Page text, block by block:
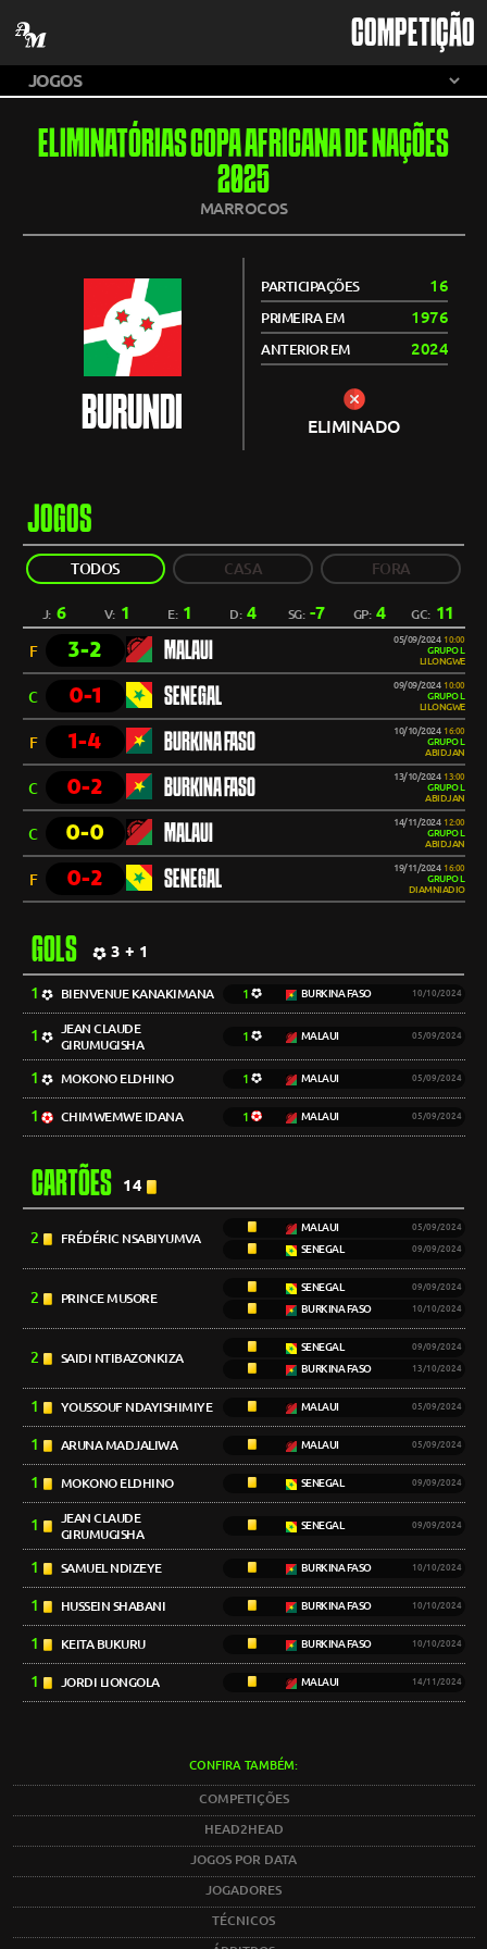
COMPETIÇÃO
ELIMINATÓRIAS COPA AFRICANA DE NAÇÕES
2025
MARROCOS
BURUNDI
PARTICIPAÇÕES 16
PRIMEIRA EM 1976
ANTERIOR EM 2024
ELIMINADO
JOGOS
TODOS CASA FORA
J: 6 V: 1 E: 1 D:4 SG:-7 GP: 4 GC: 11
F 3-2 MALAUI 05/09/2024 10:00
GRUPO L
LILONGWE
C 0-1 SENEGAL 09/09/2024 10:00
GRUPO L
LILONGWE
F 1-4 BURKINA FASO 10/10/2024 16:00
GRUPO L
ABIDJAN
C 0-2 BURKINA FASO 13/10/2024 13:00
GRUPO L
ABIDJAN
C 0-0 MALAUI 14/11/2024 12:00
GRUPO L
ABIDJAN
F 0-2 SENEGAL 19/11/2024 16:00
GRUPO L
DIAMNIADIO
GOLS 3 + 1
1 BIENVENUE KANAKIMANA 1 BURKINA FASO 10/10/2024
1
JEAN CLAUDE
GIRUMUGISHA
1 MALAUI 05/09/2024
1 MOKONO ELDHINO 1 MALAUI 05/09/2024
1 CHIMWEMWE IDANA 1 MALAUI 05/09/2024
CARTÕES 14
2 FRÉDÉRIC NSABIYUMVA
MALAUI 05/09/2024
SENEGAL 09/09/2024
2 PRINCE MUSORE
SENEGAL 09/09/2024
BURKINA FASO 10/10/2024
2 SAIDI NTIBAZONKIZA
SENEGAL 09/09/2024
BURKINA FASO 13/10/2024
1 YOUSSOUF NDAYISHIMIYE MALAUI 05/09/2024
1 ARUNA MADJALIWA MALAUI 05/09/2024
1 MOKONO ELDHINO SENEGAL 09/09/2024
1
JEAN CLAUDE
GIRUMUGISHA
SENEGAL 09/09/2024
1 SAMUEL NDIZEYE BURKINA FASO 10/10/2024
1 HUSSEIN SHABANI BURKINA FASO 10/10/2024
1 KEITA BUKURU BURKINA FASO 10/10/2024
1 JORDI LIONGOLA MALAUI 14/11/2024
CONFIRA TAMBÉM:
COMPETIÇÕES
HEAD2HEAD
JOGOS POR DATA
JOGADORES
TÉCNICOS